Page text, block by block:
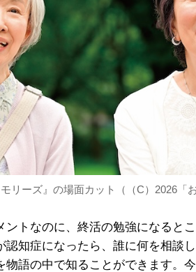
リーズ』の場面カット（（C）2026「
ントなのに、終活の勉強になると
認知症になったら、誰に何を相談
物語の中で知ることができます。